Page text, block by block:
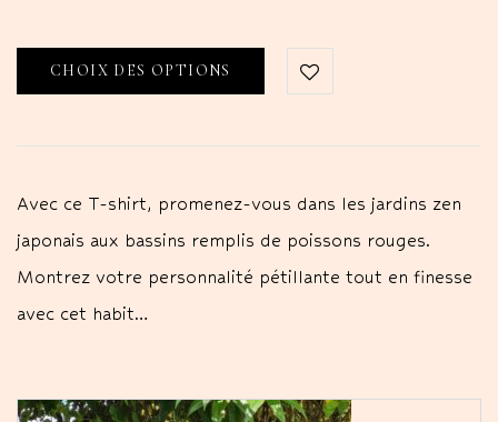
CHOIX DES OPTIONS
Avec ce T-shirt, promenez-vous dans les jardins zen
japonais aux bassins remplis de poissons rouges.
Montrez votre personnalité pétillante tout en finesse
avec cet habit…